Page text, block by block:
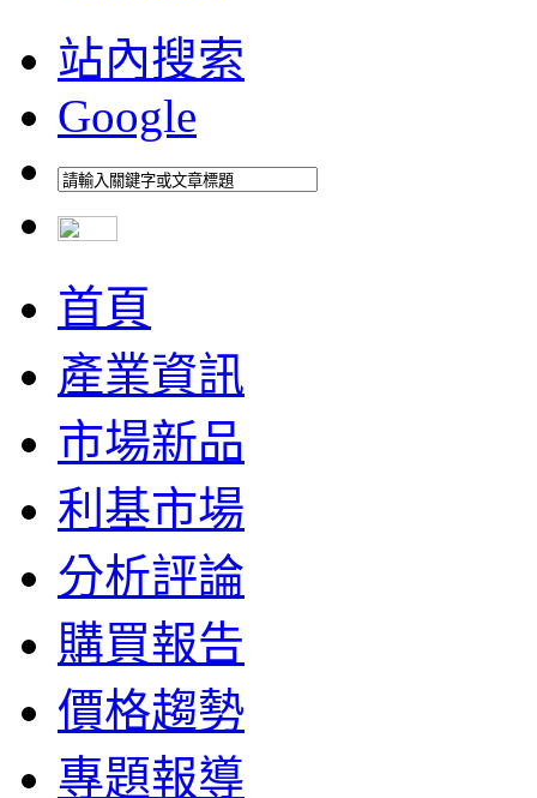
站內搜索
Google
首頁
產業資訊
市場新品
利基市場
分析評論
購買報告
價格趨勢
專題報導